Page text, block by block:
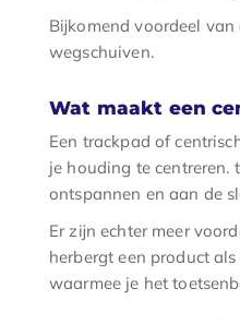
Bijkomend voordeel
wegschuiven.
Wat maakt een
Een trackpad of
je houding te centreren.
ontspannen en aan de
Er zijn echter meer
herbergt een product
waarmee je het